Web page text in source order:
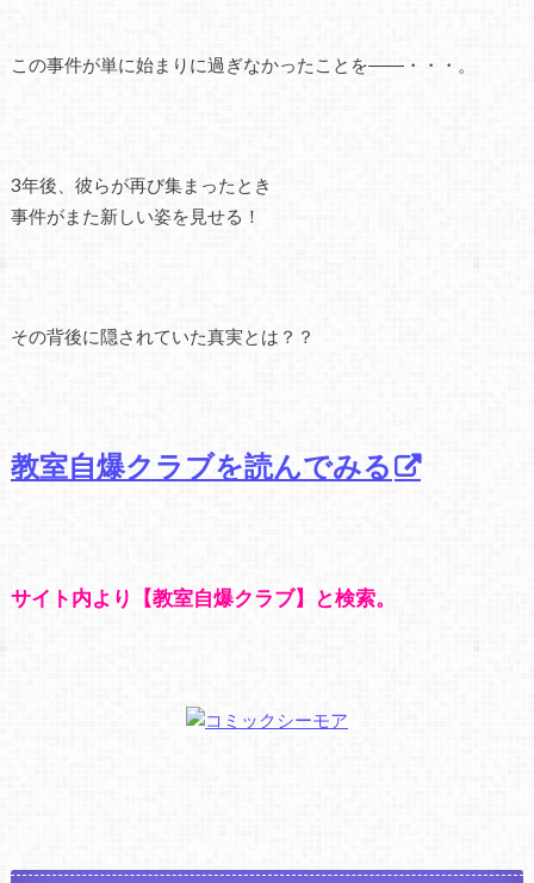
この事件が単に始まりに過ぎなかったことを――・・・。
3年後、彼らが再び集まったとき
事件がまた新しい姿を見せる！
その背後に隠されていた真実とは？？
教室自爆クラブを読んでみる
サイト内より【教室自爆クラブ】と検索。